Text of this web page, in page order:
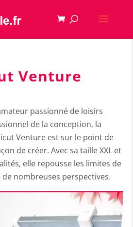
Venture
passionné de loisirs
de la conception, la
Venture est sur le point de
de créer. Avec sa taille XXL et
elle repousse les limites de
nombreuses perspectives.